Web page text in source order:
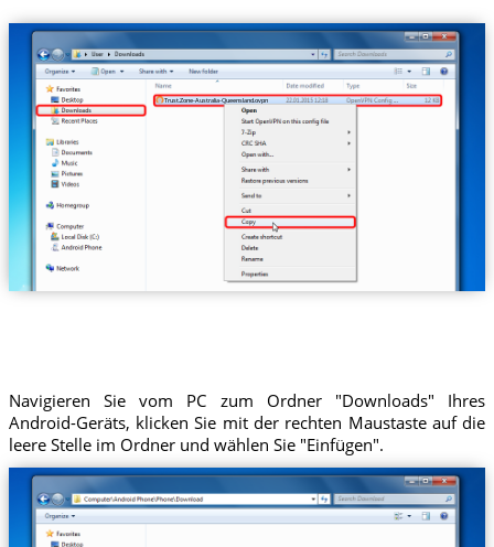
Trust.Zone-Australia-Queensland.ovpn
Navigieren Sie vom PC zum Ordner "Downloads" Ihres
Android-Geräts, klicken Sie mit der rechten Maustaste auf die
leere Stelle im Ordner und wählen Sie "Einfügen".